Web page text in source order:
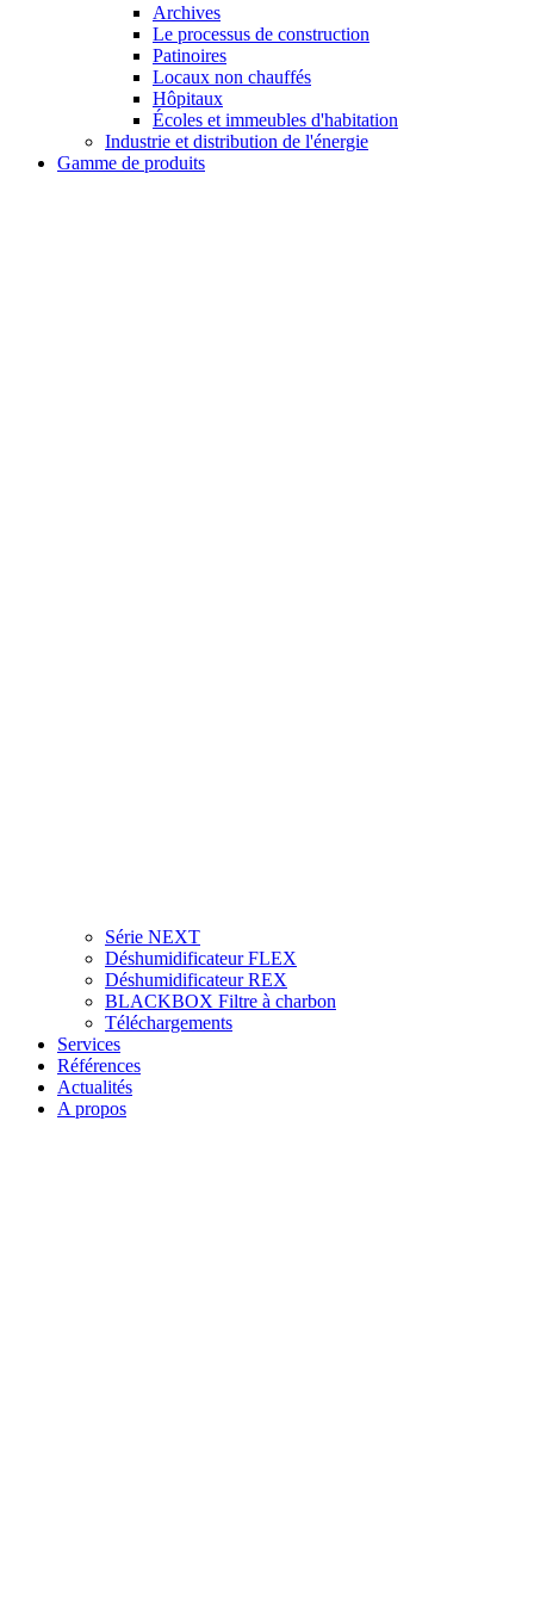
Archives
Le processus de construction
Patinoires
Locaux non chauffés
Hôpitaux
Écoles et immeubles d'habitation
Industrie et distribution de l'énergie
Gamme de produits
Série NEXT
Déshumidificateur FLEX
Déshumidificateur REX
BLACKBOX Filtre à charbon
Téléchargements
Services
Références
Actualités
A propos